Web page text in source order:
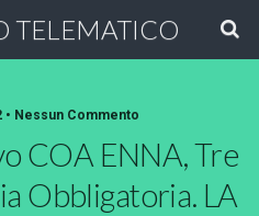
TELEMATICO
• Nessun Commento
COA ENNA, Tre
Obbligatoria. LA